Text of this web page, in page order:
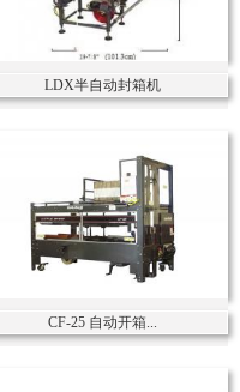
LDX半自动封箱机
CF-25 自动开箱...